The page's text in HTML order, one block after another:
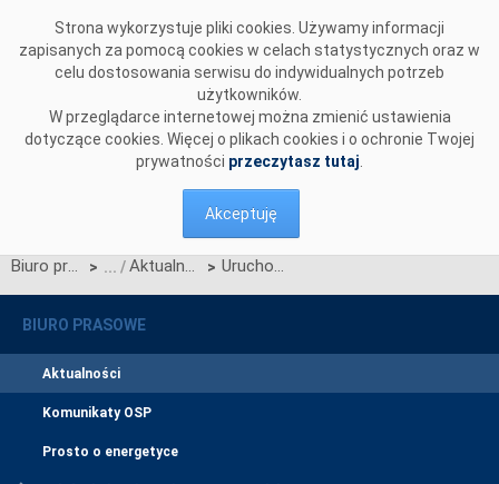
Strona wykorzystuje pliki cookies. Używamy informacji
zapisanych za pomocą cookies w celach statystycznych oraz w
celu dostosowania serwisu do indywidualnych potrzeb
użytkowników.
W przeglądarce internetowej można zmienić ustawienia
dotyczące cookies. Więcej o plikach cookies i o ochronie Twojej
prywatności przeczytasz tutaj
Akceptuję
Biuro prasowe > Aktualności > Uruchomiliśmy narzędzie do obsługi wniosków o rekompensaty za redysponowanie nierynkowe źródeł PV
BIURO PRASOWE
Aktualności
Komunikaty OSP
Prosto o energetyce